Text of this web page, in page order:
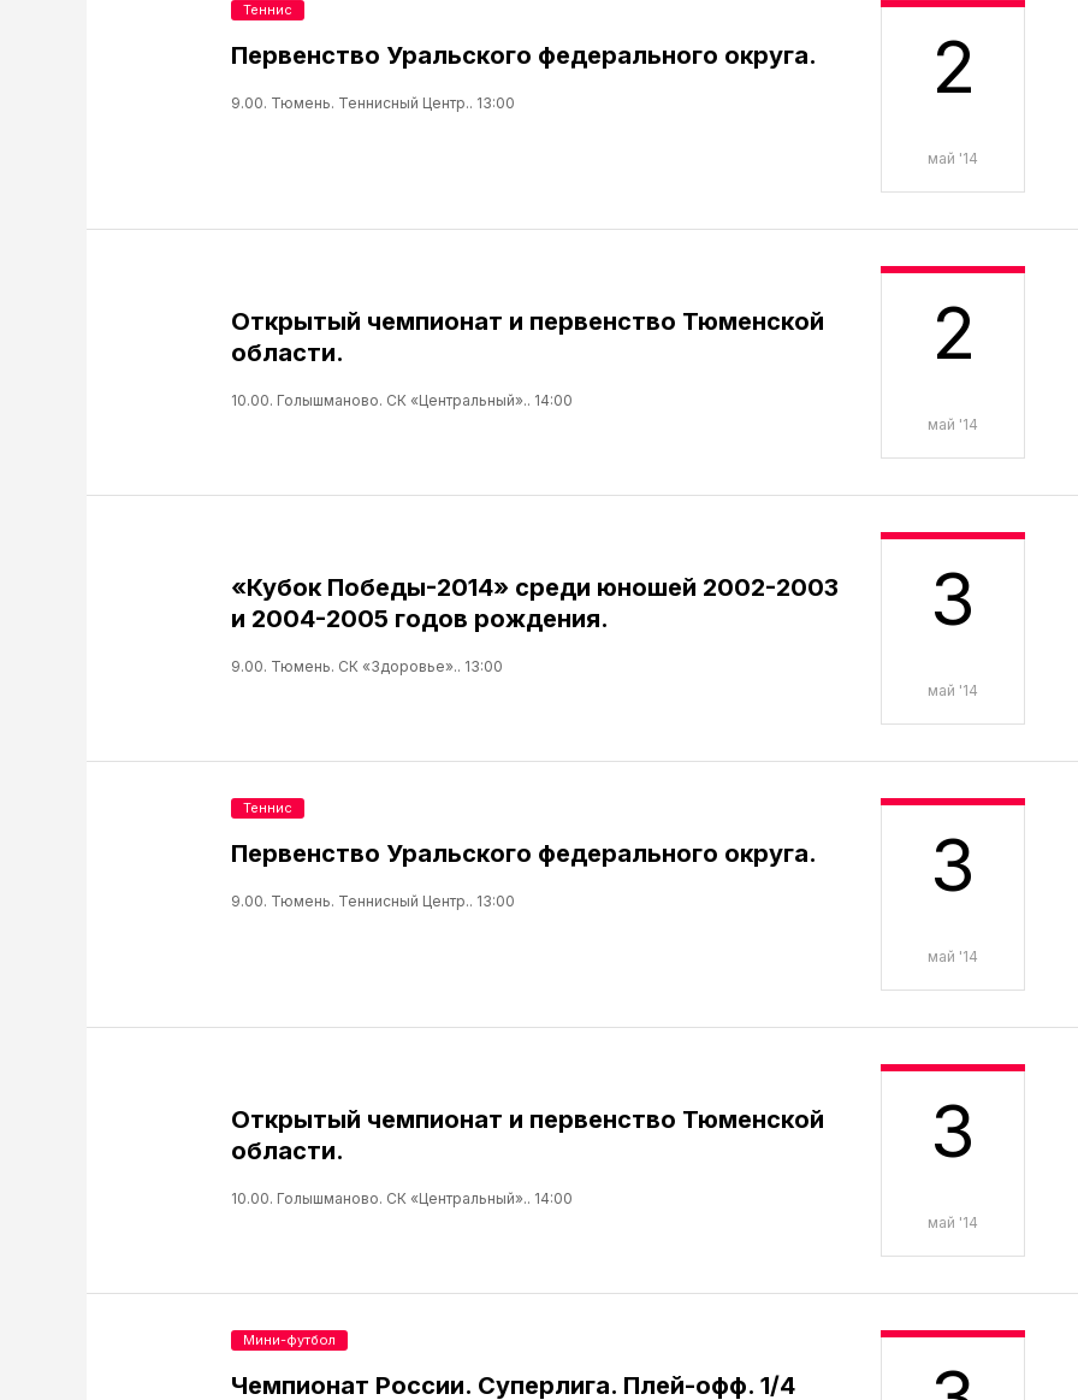
2
май '14
Первенство Уральского федерального округа.
9.00. Тюмень. Теннисный Центр.. 13:00
Теннис
2
май '14
Открытый чемпионат и первенство Тюменской
области.
10.00. Голышманово. СК «Центральный».. 14:00
3
май '14
«Кубок Победы-2014» среди юношей 2002-2003
и 2004-2005 годов рождения.
9.00. Тюмень. СК «Здоровье».. 13:00
3
май '14
Первенство Уральского федерального округа.
9.00. Тюмень. Теннисный Центр.. 13:00
Теннис
3
май '14
Открытый чемпионат и первенство Тюменской
области.
10.00. Голышманово. СК «Центральный».. 14:00
Чемпионат России. Суперлига. Плей-офф. 1/4
Мини-футбол